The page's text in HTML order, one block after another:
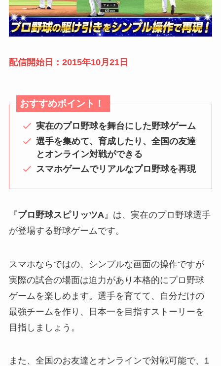
配信開始日：2015年10月21日
おすすめポイント！
実在のプロ野球を舞台にした野球ゲーム
選手を集めて、育成したり、全国の友達
とオンライン対戦ができる
スマホゲームでリアルなプロ野球を再現
『プロ野球スピリッツA 』は、実在のプロ野球選手
が登場する野球ゲームです。
スマホならではの、シンプルな画面の操作ですが
実際の試合の場面は迫力があり本格的にプロ野球
ゲームを楽しめます。選手を育てて、自分だけの
最強チームを作り、日本一を目指すストーリーを
目指しましょう。
また、全国のお友達とオンラインで対戦可能で、1